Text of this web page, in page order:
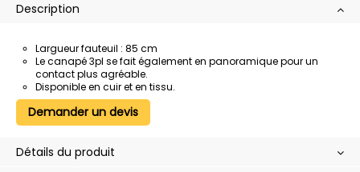
Description
Largueur fauteuil : 85 cm
Le canapé 3pl se fait également en panoramique pour un
contact plus agréable.
Disponible en cuir et en tissu.
Demander un devis
Détails du produit